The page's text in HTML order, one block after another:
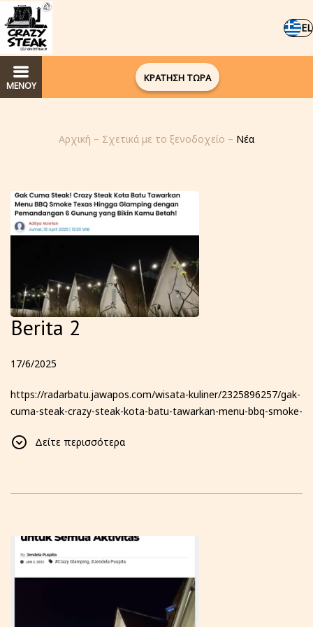
EL
ΜΕΝΟΥ
ΚΡΑΤΗΣΗ ΤΩΡΑ
Αρχική – Σχετικά με το ξενοδοχείο – Νέα
Berita 2
17/6/2025
https://radarbatu.jawapos.com/wisata-kuliner/2325896257/gak-
cuma-steak-crazy-steak-kota-batu-tawarkan-menu-bbq-smoke-
bikin-kamu-betah
Δείτε περισσότερα